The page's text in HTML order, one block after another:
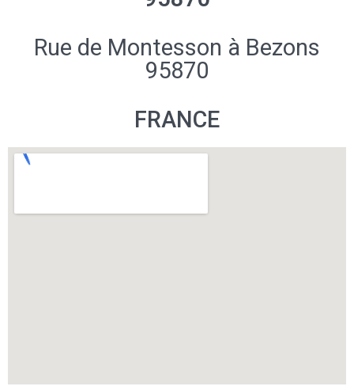
Rue de Montesson à Bezons
95870
FRANCE